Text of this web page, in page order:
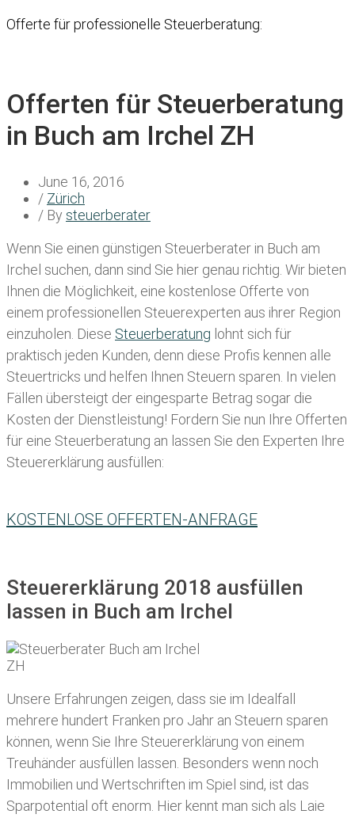
Offerte für professionelle Steuerberatung:
Offerten für Steuerberatung
in Buch am Irchel ZH
June 16, 2016
/ Zürich
/ By steuerberater
Wenn Sie einen günstigen Steuerberater in Buch am
Irchel suchen, dann sind Sie hier genau richtig. Wir bieten
Ihnen die Möglichkeit, eine kostenlose Offerte von
einem professionellen Steuerexperten aus ihrer Region
einzuholen. Diese Steuerberatung lohnt sich für
praktisch jeden Kunden, denn diese Profis kennen alle
Steuertricks und helfen Ihnen Steuern sparen. In vielen
Fällen übersteigt der eingesparte Betrag sogar die
Kosten der Dienstleistung! Fordern Sie nun Ihre Offerten
für eine Steuerberatung an lassen Sie den Experten Ihre
Steuererklärung ausfüllen:
KOSTENLOSE OFFERTEN-ANFRAGE
Steuererklärung 2018 ausfüllen
lassen in Buch am Irchel
Unsere Erfahrungen zeigen, dass sie im Idealfall
mehrere hundert Franken pro Jahr an Steuern sparen
können, wenn Sie Ihre Steuererklärung von einem
Treuhänder ausfüllen lassen . Besonders wenn noch
Immobilien und Wertschriften im Spiel sind, ist das
Sparpotential oft enorm. Hier kennt man sich als Laie